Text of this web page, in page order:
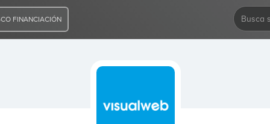
FINANCIACIÓN